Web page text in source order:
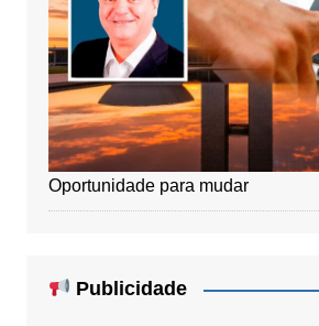
Oportunidade para mudar
Publicidade